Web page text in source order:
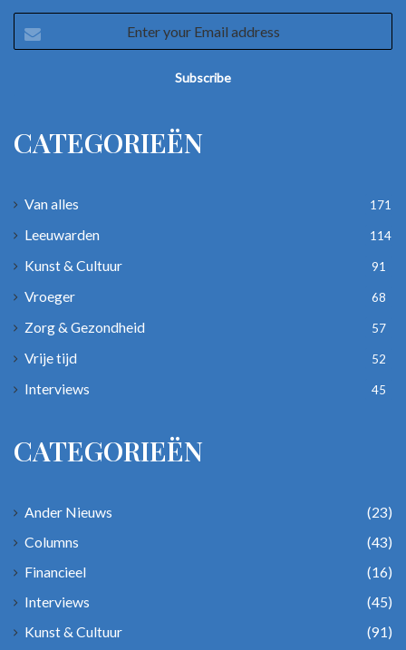
your
CATEGORIEËN
Van alles 171
Leeuwarden 114
Kunst & Cultuur 91
Vroeger 68
Zorg & Gezondheid 57
Vrije tijd 52
Interviews 45
CATEGORIEËN
Ander Nieuws
(23)
Columns
(43)
Financieel
(16)
Interviews
(45)
Kunst & Cultuur
(91)